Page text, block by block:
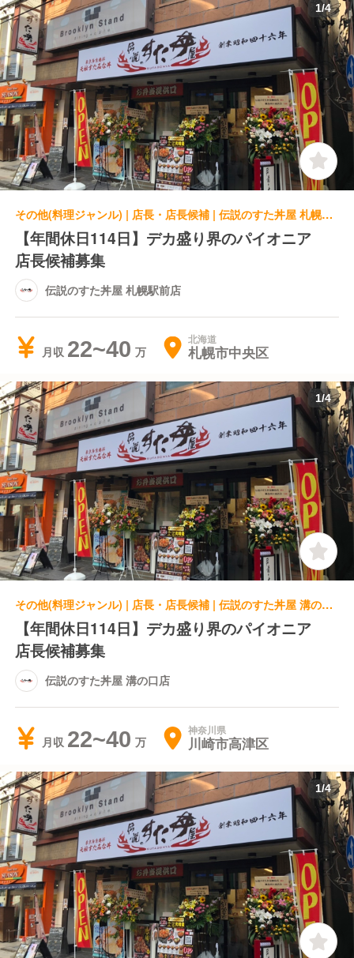
1/4
その他(料理ジャンル) | 店長・店長候補 | 伝説のすた丼屋 札幌駅前店
【年間休日114日】デカ盛り界のパイオニア
店長候補募集
伝説のすた丼屋 札幌駅前店
月収 22~40 北海道
札幌市中央区
1/4
その他(料理ジャンル) | 店長・店長候補 | 伝説のすた丼屋 溝の口店
【年間休日114日】デカ盛り界のパイオニア
店長候補募集
伝説のすた丼屋 溝の口店
月収 22~40 神奈川県
川崎市高津区
1/4